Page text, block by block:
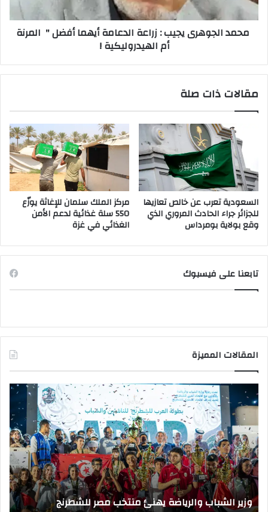
أفضل
"
المرنة
محمد الجوهرى يجيب : زراعة الدعامة أيهما أفضل " المرنة
أم الهيدروليكية !
مقالات ذات صلة
السعودية تعرب عن خالص تعازيها
للجزائر جراء الحادث المروري الذي
وقع بولاية بومرداس
مركز الملك سلمان للإغاثة يوزّع
550 سلة غذائية لدعم الأمن
الغذائي في غزة
تابعنا على فيسبوك
المقالات المميزة
الشباب
والرياضة
يهنئ
منتخب
مصر
للشطرنج
وزير الشباب والرياضة يهنئ منتخب مصر للشطرنج